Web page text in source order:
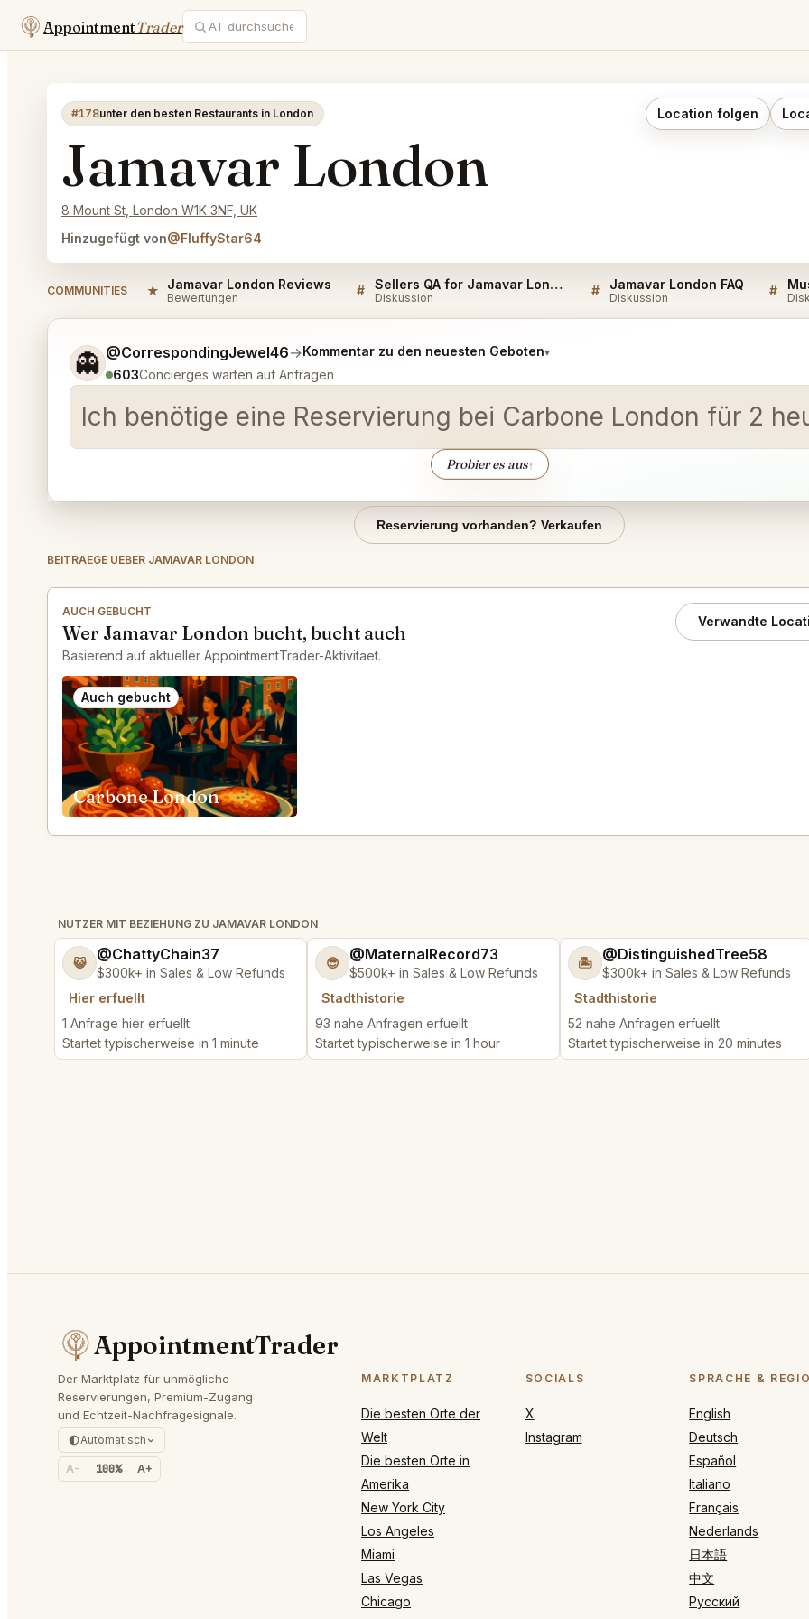
AppointmentTrader
#178unter den besten Restaurants in London Location folgen
Jamavar London
8 Mount St, London W1K 3NF, UK
Hinzugefügt von@FluffyStar64
COMMUNITIES ★ Jamavar London Reviews
Bewertungen # Sellers QA for Jamavar London
Diskussion # Jamavar London FAQ
Diskussion #
👻 @CorrespondingJewel46→Kommentar zu den neuesten Geboten▾
603Concierges warten auf Anfragen
Ich benötige eine Reservierung bei Carbone London für 2
Probier es aus↑
Sag mir noch etwas genauer, was du möchtest.
Reservierung vorhanden? Verkaufen
BEITRAEGE UEBER JAMAVAR LONDON
AUCH GEBUCHT
Wer Jamavar London bucht, bucht auch
Basierend auf aktueller AppointmentTrader-Aktivitaet.
Verwandte
Auch gebucht
Carbone London
NUTZER MIT BEZIEHUNG ZU JAMAVAR LONDON
😺 @ChattyChain37
$300k+ in Sales & Low Refunds
Hier erfuellt
1 Anfrage hier erfuellt
Startet typischerweise in 1 minute
😎 @MaternalRecord73
$500k+ in Sales & Low Refunds
Stadthistorie
93 nahe Anfragen erfuellt
Startet typischerweise in 1 hour
🏝️ @DistinguishedTree58
$300k+ in Sales & Low Refunds
Stadthistorie
52 nahe Anfragen erfuellt
Startet typischerweise in 20 minutes
AppointmentTrader
Der Marktplatz für unmögliche
Reservierungen, Premium-Zugang
und Echtzeit-Nachfragesignale.
Automatisch
A- 100% A+
MARKTPLATZ
Die besten Orte der
Welt
Die besten Orte in
Amerika
New York City
Los Angeles
Miami
Las Vegas
Chicago
SOCIALS
X
Instagram
SPRACHE &
English
Deutsch
Español
Italiano
Français
Nederlands
日本語
中文
Русский